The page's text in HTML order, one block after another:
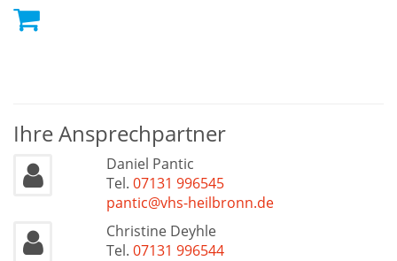
Ihre Ansprechpartner
Daniel Pantic
Tel. 07131 996545
pantic@vhs-heilbronn.de
Christine Deyhle
Tel. 07131 996544